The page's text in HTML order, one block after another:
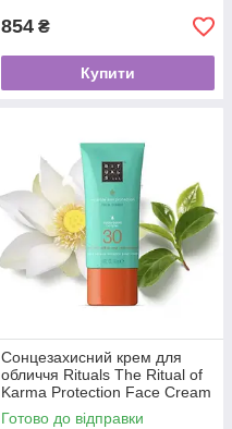
854 ₴
Купити
Сонцезахисний крем для
обличчя Rituals The Ritual of
Karma Protection Face Cream
SPF 30, 50 мл
Готово до відправки